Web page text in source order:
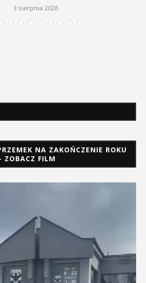
3 sierpnia 2026
NA ZAKOŃCZENIE ROKU
ZOBACZ FILM